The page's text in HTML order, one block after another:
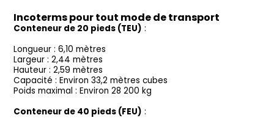
Incoterms pour tout mode de transport
Conteneur de 20 pieds (TEU) :
Longueur : 6,10 mètres
Largeur : 2,44 mètres
Hauteur : 2,59 mètres
Capacité : Environ 33,2 mètres cubes
Poids maximal : Environ 28 200 kg
Conteneur de 40 pieds (FEU) :